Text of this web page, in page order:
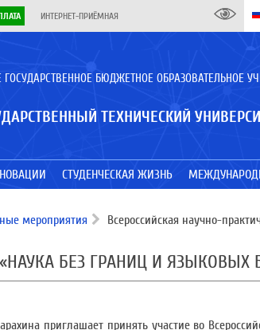
ИНТЕРНЕТ-ПРИЁМНАЯ
ГОСУДАРСТВЕННОЕ БЮДЖЕТНОЕ ОБРАЗОВАТЕЛЬНОЕ
ТЕХНИЧЕСКИЙ
СТУДЕНЧЕСКАЯ ЖИЗНЬ
мероприятия Всероссийская научно-
«НАУКА БЕЗ ГРАНИЦ И ЯЗЫКОВЫХ
приглашает принять участие во